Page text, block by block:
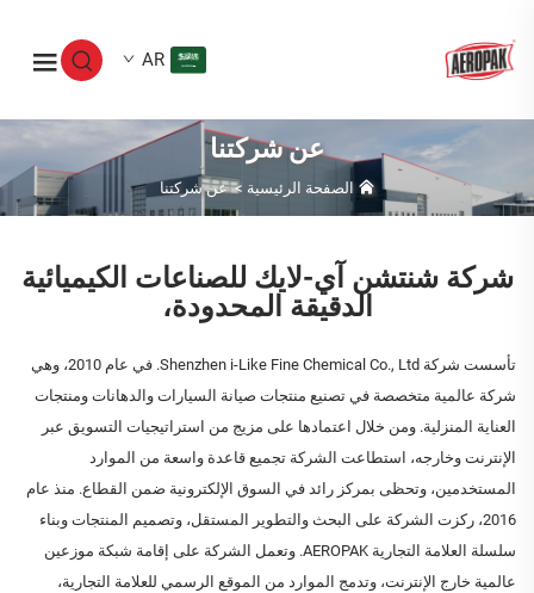
AR
عن شركتنا
الصفحة الرئيسية >عن شركتنا
شركة شنتشن آي-لايك للصناعات الكيميائية
الدقيقة المحدودة،
تأسست شركة Shenzhen i-Like Fine Chemical Co., Ltd. في عام 2010، وهي
شركة عالمية متخصصة في تصنيع منتجات صيانة السيارات والدهانات ومنتجات
العناية المنزلية. ومن خلال اعتمادها على مزيج من استراتيجيات التسويق عبر
الإنترنت وخارجه، استطاعت الشركة تجميع قاعدة واسعة من الموارد
المستخدمين، وتحظى بمركز رائد في السوق الإلكترونية ضمن القطاع. منذ عام
2016، ركزت الشركة على البحث والتطوير المستقل، وتصميم المنتجات وبناء
سلسلة العلامة التجارية AEROPAK. وتعمل الشركة على إقامة شبكة موزعين
عالمية خارج الإنترنت، وتدمج الموارد من الموقع الرسمي للعلامة التجارية،